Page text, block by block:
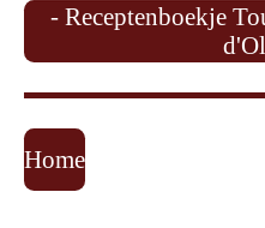
- Receptenboekje
Home